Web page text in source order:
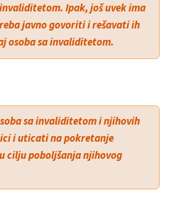
Ipak, još uvek ima
javno govoriti i rešavati ih
osoba sa invaliditetom.
sa invaliditetom i njihovih
i uticati na pokretanje
cilju poboljšanja njihovog